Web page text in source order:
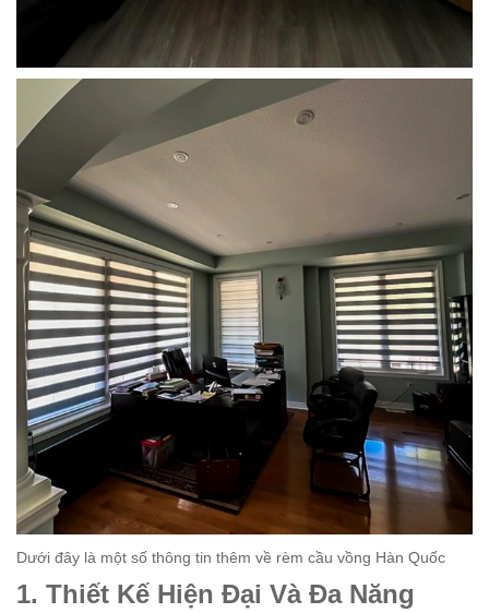
Dưới đây là một số thông tin thêm về rèm cầu vồng Hàn Quốc
1. Thiết Kế Hiện Đại Và Đa Năng